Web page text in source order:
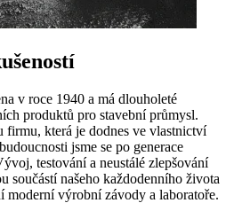
v roce 1940 a má dlouholeté
produktů pro stavební průmysl.
firmu, která je dodnes ve vlastnictví
jsme se po generace
testování a neustálé zlepšování
součástí našeho každodenního života
moderní výrobní závody a laboratoře.